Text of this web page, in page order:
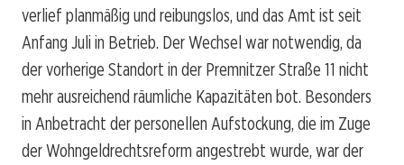
verlief planmäßig und reibungslos, und das Amt ist seit
Anfang Juli in Betrieb. Der Wechsel war notwendig, da
der vorherige Standort in der Premnitzer Straße 11 nicht
mehr ausreichend räumliche Kapazitäten bot. Besonders
in Anbetracht der personellen Aufstockung, die im Zuge
der Wohngeldrechtsreform angestrebt wurde, war der